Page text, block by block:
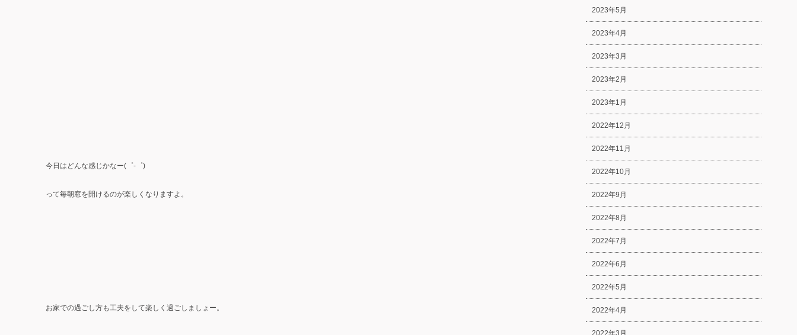
今日はどんな感じかなー(゜-゜)
って毎朝窓を開けるのが楽しくなりますよ。
お家での過ごし方も工夫をして楽しく過ごしましょー。
2023年5月
2023年4月
2023年3月
2023年2月
2023年1月
2022年12月
2022年11月
2022年10月
2022年9月
2022年8月
2022年7月
2022年6月
2022年5月
2022年4月
2022年3月